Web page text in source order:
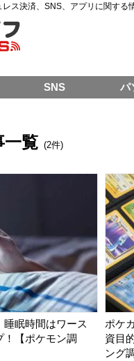
ス決済、SNS、アプリに関する
一覧 (2件)
眠時間はワース
！【ポケモン調
ポケ
資目
ング
SNS パ